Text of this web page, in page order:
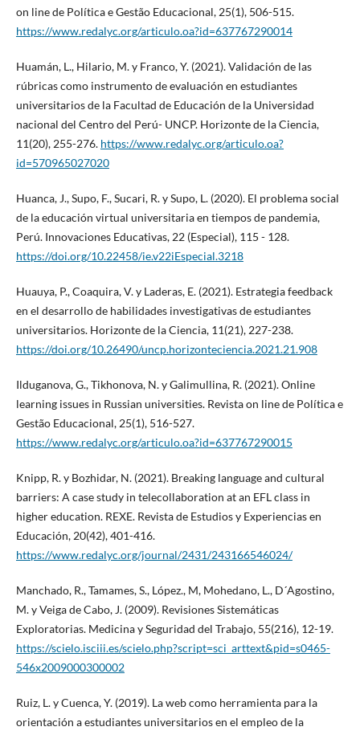
on line de Política e Gestão Educacional, 25(1), 506-515.
https://www.redalyc.org/articulo.oa?id=637767290014
Huamán, L., Hilario, M. y Franco, Y. (2021). Validación de las
rúbricas como instrumento de evaluación en estudiantes
universitarios de la Facultad de Educación de la Universidad
nacional del Centro del Perú- UNCP. Horizonte de la Ciencia,
11(20), 255-276. https://www.redalyc.org/articulo.oa?
id=570965027020
Huanca, J., Supo, F., Sucari, R. y Supo, L. (2020). El problema social
de la educación virtual universitaria en tiempos de pandemia,
Perú. Innovaciones Educativas, 22 (Especial), 115 - 128.
https://doi.org/10.22458/ie.v22iEspecial.3218
Huauya, P., Coaquira, V. y Laderas, E. (2021). Estrategia feedback
en el desarrollo de habilidades investigativas de estudiantes
universitarios. Horizonte de la Ciencia, 11(21), 227-238.
https://doi.org/10.26490/uncp.horizonteciencia.2021.21.908
Ilduganova, G., Tikhonova, N. y Galimullina, R. (2021). Online
learning issues in Russian universities. Revista on line de Política e
Gestão Educacional, 25(1), 516-527.
https://www.redalyc.org/articulo.oa?id=637767290015
Knipp, R. y Bozhidar, N. (2021). Breaking language and cultural
barriers: A case study in telecollaboration at an EFL class in
higher education. REXE. Revista de Estudios y Experiencias en
Educación, 20(42), 401-416.
https://www.redalyc.org/journal/2431/243166546024/
Manchado, R., Tamames, S., López., M, Mohedano, L., D´Agostino,
M. y Veiga de Cabo, J. (2009). Revisiones Sistemáticas
Exploratorias. Medicina y Seguridad del Trabajo, 55(216), 12-19.
https://scielo.isciii.es/scielo.php?script=sci_arttext&pid=s0465-
546x2009000300002
Ruiz, L. y Cuenca, Y. (2019). La web como herramienta para la
orientación a estudiantes universitarios en el empleo de la